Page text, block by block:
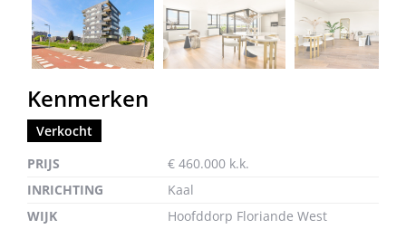
vorige
Kenmerken
Verkocht
PRIJS
€ 460.000 k.k.
INRICHTING
Kaal
WIJK
Hoofddorp Floriande West